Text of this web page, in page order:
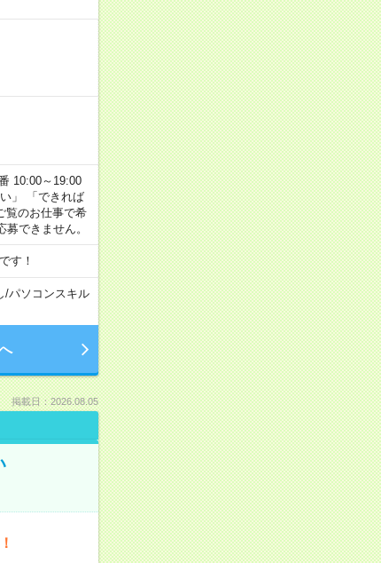
10:00～19:00
」 「できれば
覧のお仕事で希
できません。
す！
/パソコンスキル
掲載日：2026.08.05